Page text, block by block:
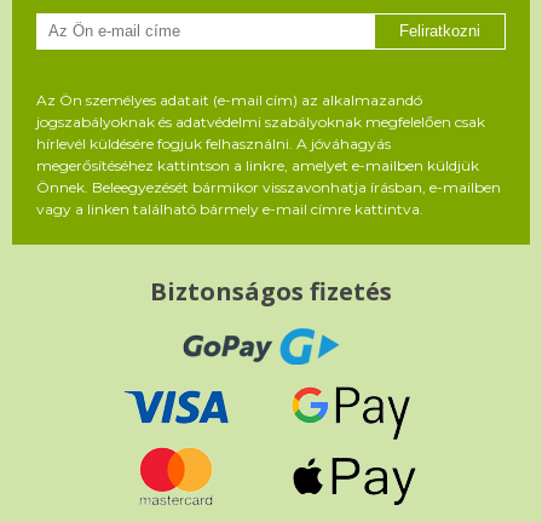
Feliratkozni
Az Ön személyes adatait (e-mail cím) az alkalmazandó
jogszabályoknak és adatvédelmi szabályoknak megfelelően csak
hírlevél küldésére fogjuk felhasználni. A jóváhagyás
megerősítéséhez kattintson a linkre, amelyet e-mailben küldjük
Önnek. Beleegyezését bármikor visszavonhatja írásban, e-mailben
vagy a linken található bármely e-mail címre kattintva.
Biztonságos fizetés